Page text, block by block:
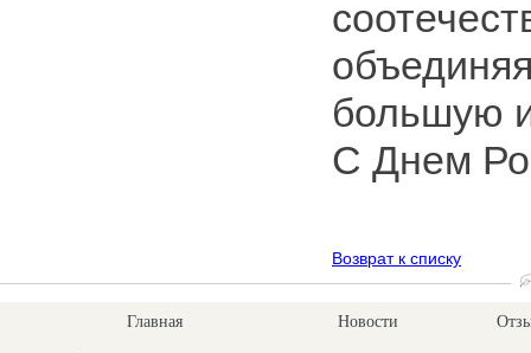
большую
С Днем
Возврат к списку
Главная Новости